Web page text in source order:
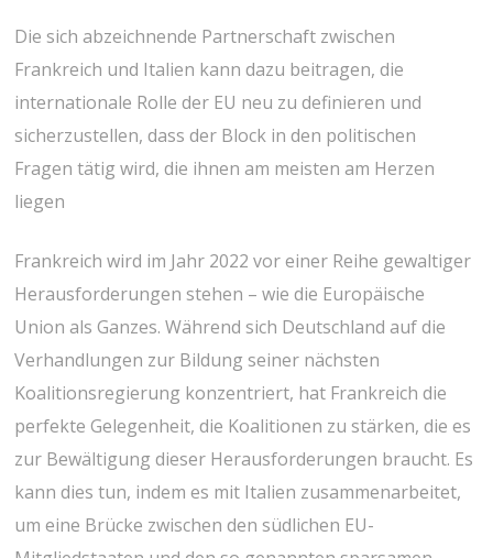
Die sich abzeichnende Partnerschaft zwischen
Frankreich und Italien kann dazu beitragen, die
internationale Rolle der EU neu zu definieren und
sicherzustellen, dass der Block in den politischen
Fragen tätig wird, die ihnen am meisten am Herzen
liegen
Frankreich wird im Jahr 2022 vor einer Reihe gewaltiger
Herausforderungen stehen – wie die Europäische
Union als Ganzes. Während sich Deutschland auf die
Verhandlungen zur Bildung seiner nächsten
Koalitionsregierung konzentriert, hat Frankreich die
perfekte Gelegenheit, die Koalitionen zu stärken, die es
zur Bewältigung dieser Herausforderungen braucht. Es
kann dies tun, indem es mit Italien zusammenarbeitet,
um eine Brücke zwischen den südlichen EU-